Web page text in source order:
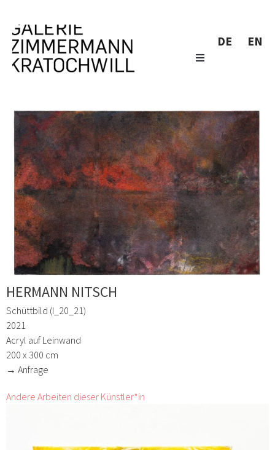
DE EN
HERMANN NITSCH
Schüttbild (I_20_21)
2021
Acryl auf Leinwand
200 x 300 cm
→ Anfrage
Andere Arbeiten dieser Künstler*in